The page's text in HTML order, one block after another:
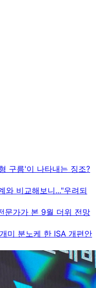
구름'이 나타내는 징조?
와 비교해보니..."우려되
문가가 본 9월 더위 전망
미 분노케 한 ISA 개편안